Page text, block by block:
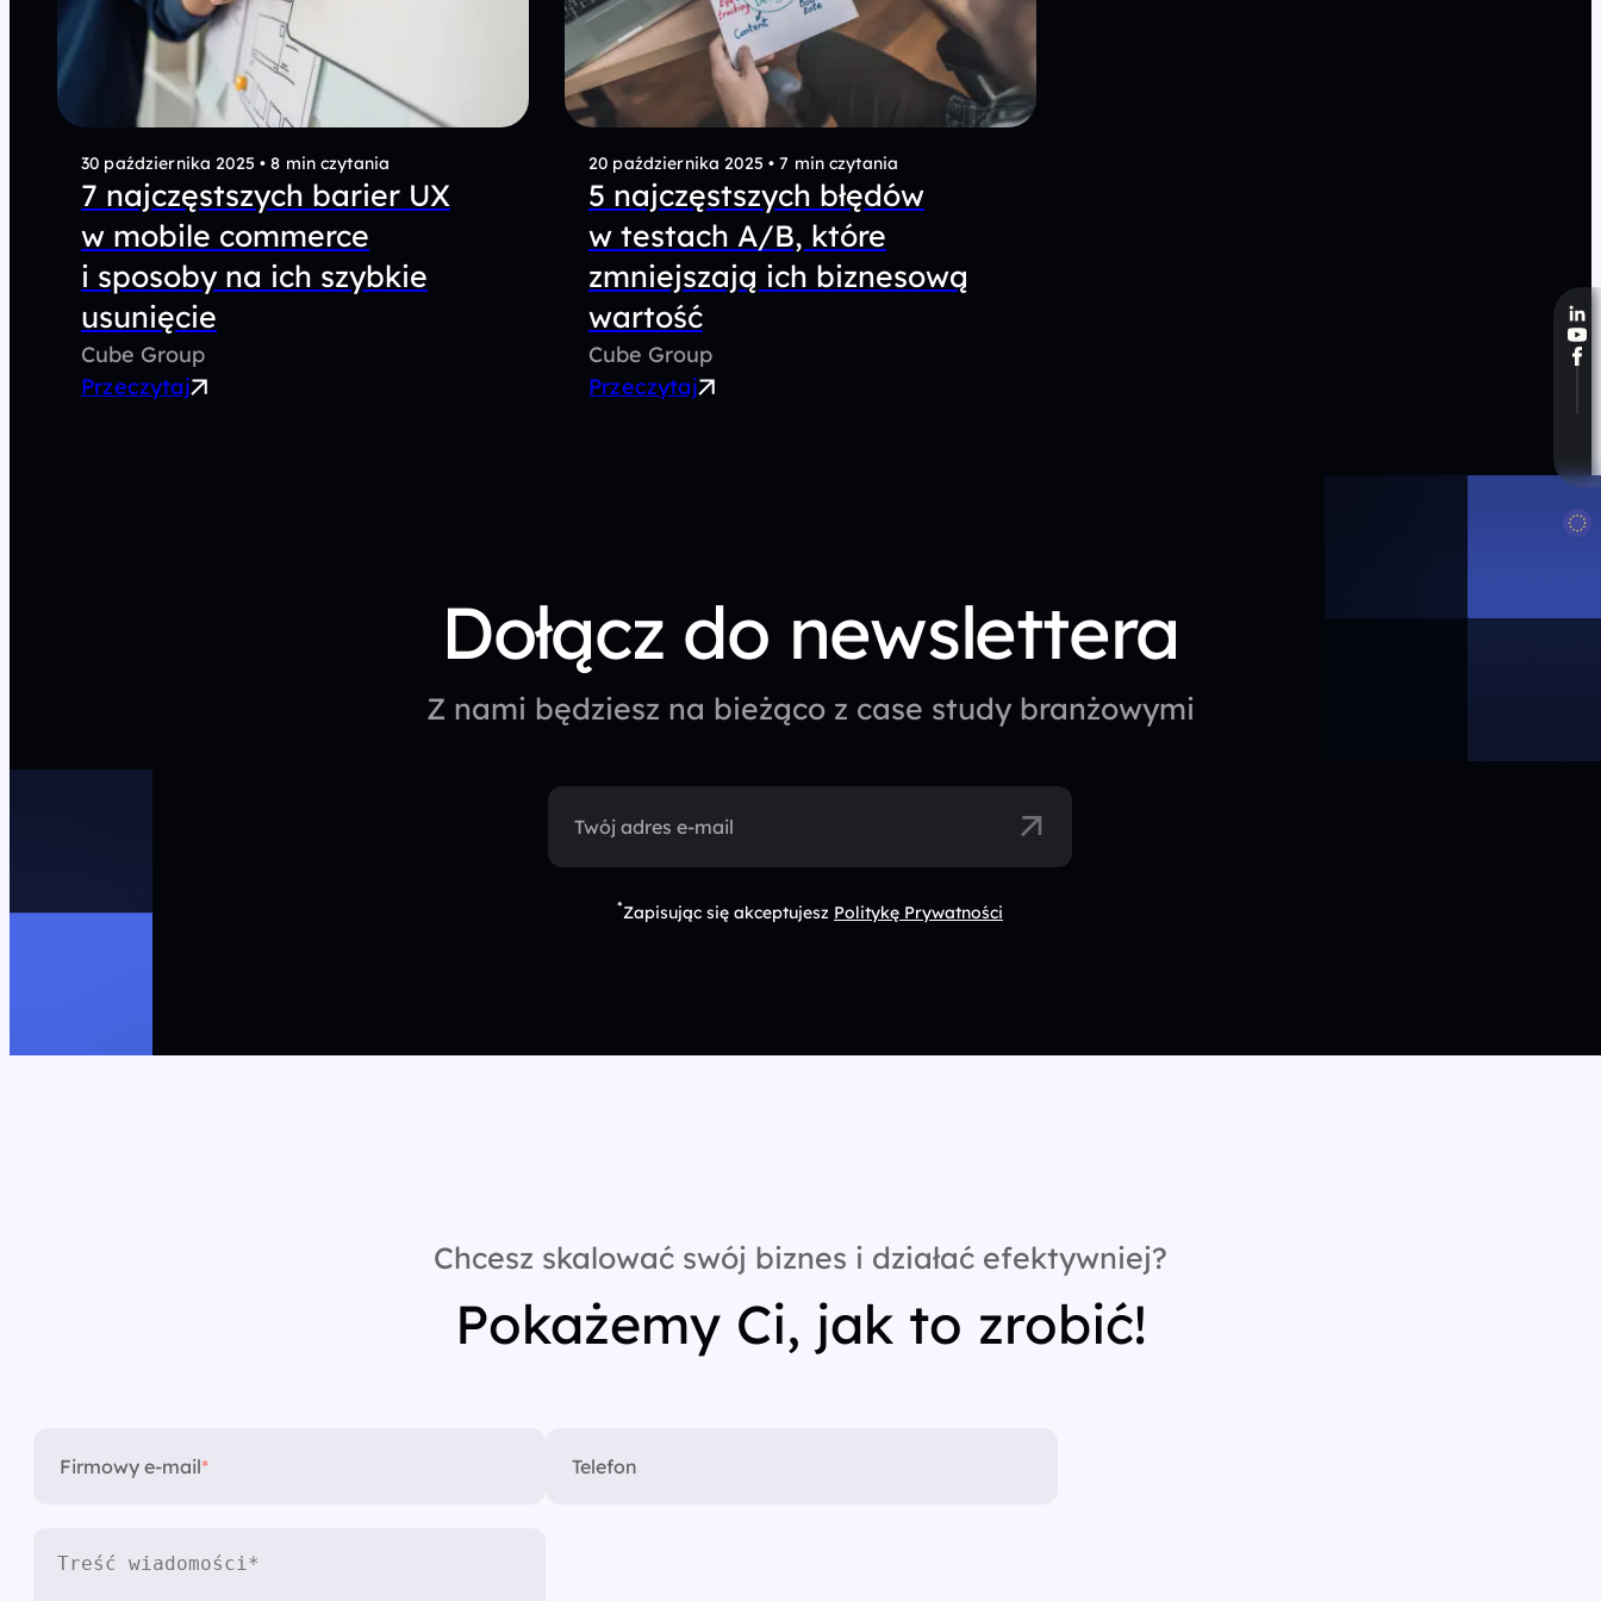
30 października 2025 • 8 min czytania
7 najczęstszych barier UX
w mobile commerce
i sposoby na ich szybkie
usunięcie
Cube Group
Przeczytaj
20 października 2025 • 7 min czytania
5 najczęstszych błędów
w testach A/B, które
zmniejszają ich biznesową
wartość
Cube Group
Przeczytaj
Dołącz do newslettera
Z nami będziesz na bieżąco z case study branżowymi
Twój adres e-mail
*Zapisując się akceptujesz Politykę Prywatności
Chcesz skalować swój biznes i działać efektywniej?
Pokażemy Ci, jak to zrobić!
Firmowy e-mail* Telefon